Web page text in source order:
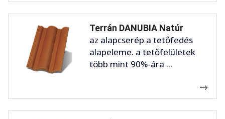
Terrán DANUBIA Natúr
az alapcserép a tetőfedés
alapeleme. a tetőfelületek
több mint 90%-ára ...